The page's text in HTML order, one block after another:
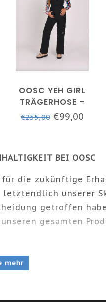
OOSC YEH GIRL
TRÄGERHOSE –
SCHWARZ – DAMEN
€255,00€99,00
BEI OOSC
die zukünftige
letztendlich unserer
getroffen
gesamten
ab der
für unsere
mehr